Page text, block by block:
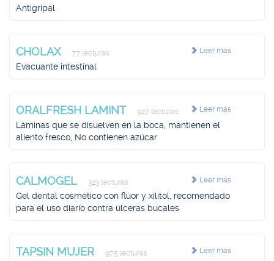
Antigripal
Leer más
CHOLAX 77 lecturas
Evacuante intestinal
Leer más
ORALFRESH LAMINT 927 lecturas
Láminas que se disuelven en la boca, mantienen el
aliento fresco, No contienen azúcar
Leer más
CALMOGEL 323 lecturas
Gel dental cosmético con flúor y xilitol, recomendado
para el uso diario contra úlceras bucales
Leer más
TAPSIN MUJER 975 lecturas